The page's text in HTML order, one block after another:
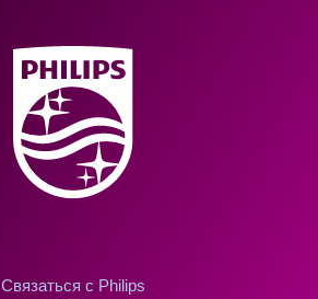
Связаться с Philips